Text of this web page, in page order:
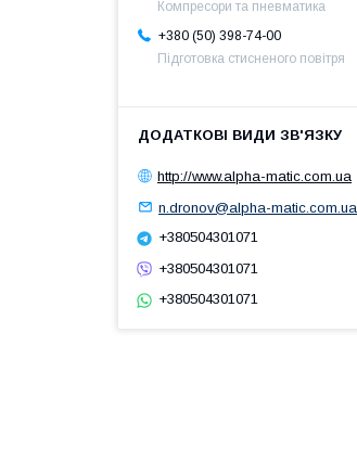
Компресори та пневматика
+380 (50) 398-74-00
Підготовка стисненого повітря
http://www.alpha-matic.com.ua
n.dronov@alpha-matic.com.ua
+380504301071
+380504301071
+380504301071